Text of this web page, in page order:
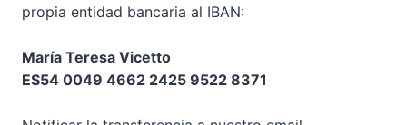
propia entidad bancaria al IBAN:
María Teresa Vicetto
ES54 0049 4662 2425 9522 8371